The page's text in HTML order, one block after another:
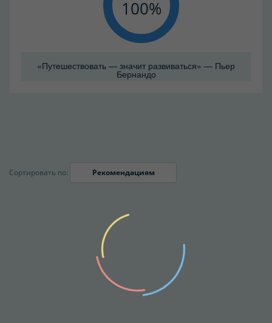
100
«Путешествовать — значит развиваться» — Пьер
Бернандо
Сортировать по: Рекомендациям